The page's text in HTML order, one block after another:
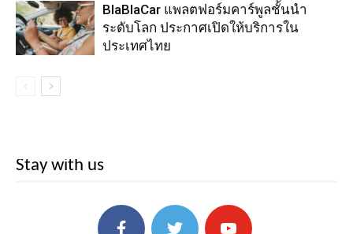
BlaBlaCar แพลตฟอร์มคาร์พูลชั้นนำ
ระดับโลก ประกาศเปิดให้บริการใน
ประเทศไทย
Stay with us